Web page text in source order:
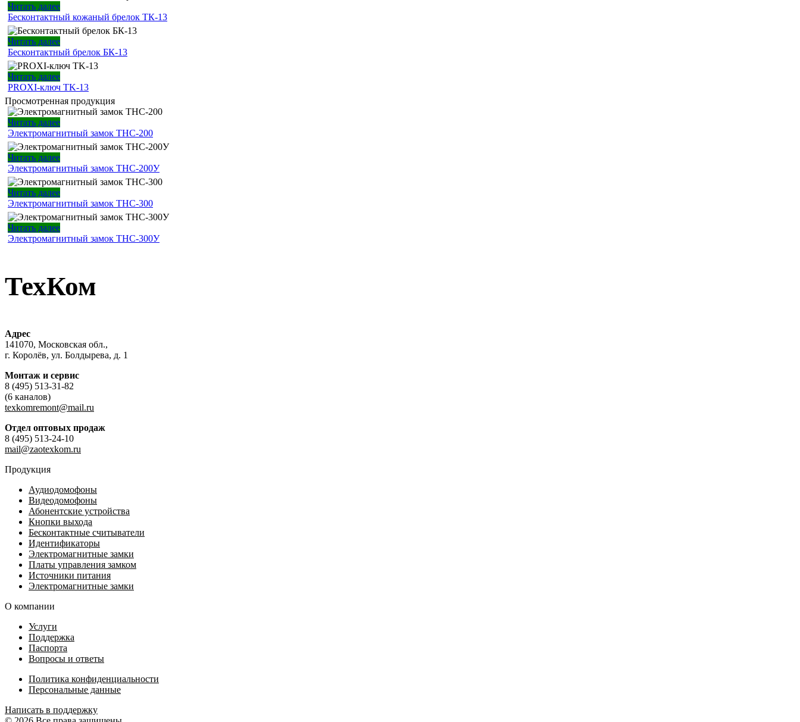
Читать далее
Бесконтактный кожаный брелок ТК-13
Читать далее
Бесконтактный брелок БК-13
Читать далее
PROXI-ключ TK-13
Просмотренная продукция
Читать далее
Электромагнитный замок ТНС-200
Читать далее
Электромагнитный замок ТНС-200У
Читать далее
Электромагнитный замок ТНС-300
Читать далее
Электромагнитный замок ТНС-300У
ТехКом
Адрес
141070, Московская обл.,
г. Королёв, ул. Болдырева, д. 1
Монтаж и сервис
8 (495) 513-31-82
(6 каналов)
texkomremont@mail.ru
Отдел оптовых продаж
8 (495) 513-24-10
mail@zaotexkom.ru
Продукция
Аудиодомофоны
Видеодомофоны
Абонентские устройства
Кнопки выхода
Бесконтактные считыватели
Идентификаторы
Электромагнитные замки
Платы управления замком
Источники питания
Электромагнитные замки
О компании
Услуги
Поддержка
Паспорта
Вопросы и ответы
Политика конфиденциальности
Персональные данные
Написать в поддержку